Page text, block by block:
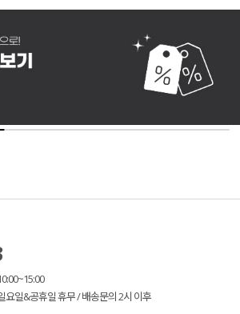
요일&공휴일 휴무 / 배송문의 2시 이후